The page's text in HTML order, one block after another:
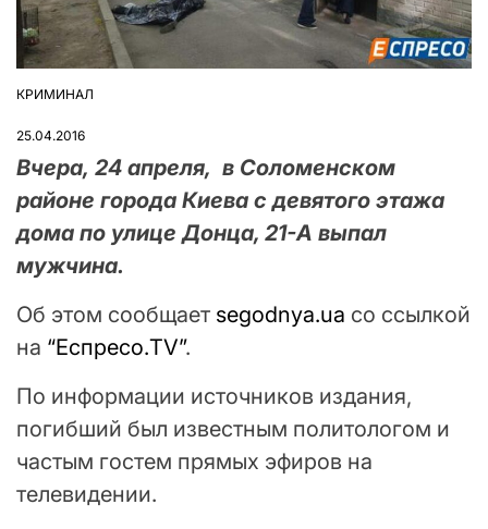
ОПУБЛІКУВАТИ
КРИМИНАЛ
25.04.2016
Вчера, 24 апреля, в Соломенском
районе города Киева с девятого этажа
дома по улице Донца, 21-А выпал
мужчина.
Об этом сообщает segodnya.ua со ссылкой
на “Еспресо.TV”.
По информации источников издания,
погибший был известным политологом и
частым гостем прямых эфиров на
телевидении.